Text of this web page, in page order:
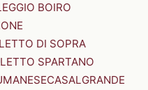
BOIRO
DI SOPRA
SPARTANO
CASALGRANDE